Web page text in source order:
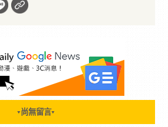
▼ 尚無留言▼